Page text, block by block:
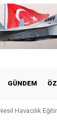
GÜNDEM
Havacılık